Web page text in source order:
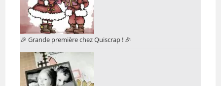
🎉 Grande première chez Quiscrap ! 🎉